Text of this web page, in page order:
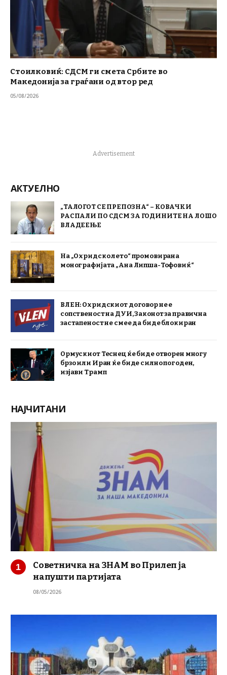
Стоилковиќ: СДСМ ги смета Србите во
Македонија за граѓани од втор ред
05/08/2026
Advertisement
АКТУЕЛНО
„ТАЛОГОТ СЕ ПРЕПОЗНА“ – КОВАЧКИ
РАСПАЛИ ПО СДСМ ЗА ГОДИНИТЕ НА ЛОШО
ВЛАДЕЕЊЕ
На „Охридско лето“ промовирана
монографијата „Ана Липша-Тофовиќ“
ВЛЕН: Охридскиот договор не е
сопственост на ДУИ, Законот за правична
застапеност не смее да биде блокиран
Ормускиот Теснец ќе биде отворен многу
брзо или Иран ќе биде силно погоден,
изјави Трамп
НАЈЧИТАНИ
Советничка на ЗНАМ во Прилеп ја
напушти партијата
08/05/2026